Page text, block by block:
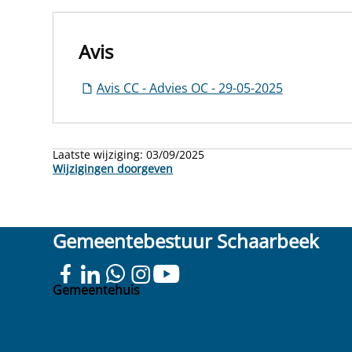
Avis
Avis CC - Advies OC - 29-05-2025
Laatste wijziging:03/09/2025
Wijzigingen doorgeven
Gemeentebestuur Schaarbeek
Gemeentehuis